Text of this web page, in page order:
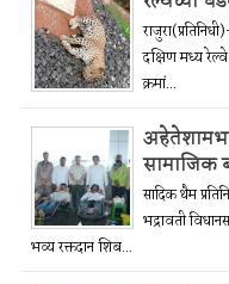
दक्षिण मध्य
क्रमां...
सामाजिक
सादिक थैम
भद्रावती
भव्य रक्तदान शिब...